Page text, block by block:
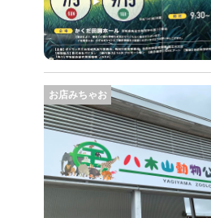
お店みちゃお